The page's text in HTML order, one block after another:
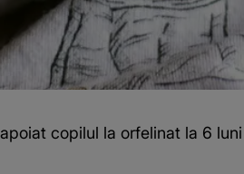
copilul la orfelinat la 6